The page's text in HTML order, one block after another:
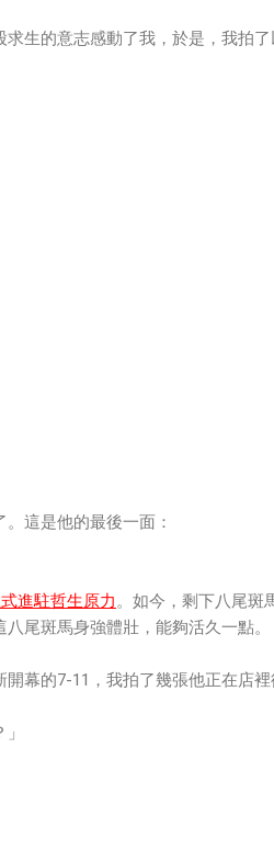
生的意志感動了我，於是，我拍了
這是他的最後一面：
進駐哲生原力 。如今，剩下八尾斑
尾斑馬身強體壯，能夠活久一點。
幕的7-11，我拍了幾張他正在店裡